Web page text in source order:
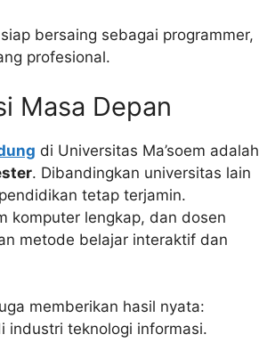
bersaing sebagai programmer,
profesional.
Masa Depan
di Universitas Ma’soem adalah
. Dibandingkan universitas lain
tetap terjamin.
komputer lengkap, dan dosen
metode belajar interaktif dan
memberikan hasil nyata:
industri teknologi informasi.